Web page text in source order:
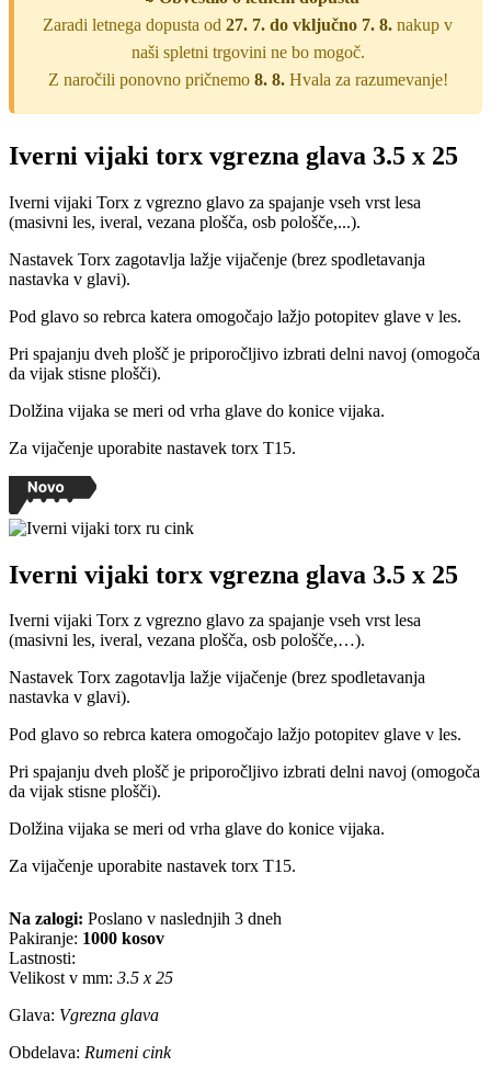
Zaradi letnega dopusta od 27. 7. do vključno 7. 8. nakup v
naši spletni trgovini ne bo mogoč.
Z naročili ponovno pričnemo 8. 8.Hvala za razumevanje!
Iverni vijaki torx vgrezna glava 3.5 x 25
Iverni vijaki Torx z vgrezno glavo za spajanje vseh vrst lesa
(masivni les, iveral, vezana plošča, osb pološče,...).
Nastavek Torx zagotavlja lažje vijačenje (brez spodletavanja
nastavka v glavi).
Pod glavo so rebrca katera omogočajo lažjo potopitev glave v les.
Pri spajanju dveh plošč je priporočljivo izbrati delni navoj (omogoča
da vijak stisne plošči).
Dolžina vijaka se meri od vrha glave do konice vijaka.
Za vijačenje uporabite nastavek torx T15.
Iverni vijaki torx vgrezna glava 3.5 x 25
Iverni vijaki Torx z vgrezno glavo za spajanje vseh vrst lesa
(masivni les, iveral, vezana plošča, osb pološče,…).
Nastavek Torx zagotavlja lažje vijačenje (brez spodletavanja
nastavka v glavi).
Pod glavo so rebrca katera omogočajo lažjo potopitev glave v les.
Pri spajanju dveh plošč je priporočljivo izbrati delni navoj (omogoča
da vijak stisne plošči).
Dolžina vijaka se meri od vrha glave do konice vijaka.
Za vijačenje uporabite nastavek torx T15.
Na zalogi: Poslano v naslednjih 3 dneh
Pakiranje: 1000 kosov
Lastnosti:
Velikost v mm: 3.5 x 25
Glava: Vgrezna glava
Obdelava: Rumeni cink